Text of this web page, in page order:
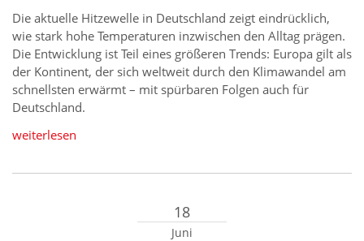
Die aktuelle Hitzewelle in Deutschland zeigt eindrücklich,
wie stark hohe Temperaturen inzwischen den Alltag prägen.
Die Entwicklung ist Teil eines größeren Trends: Europa gilt als
der Kontinent, der sich weltweit durch den Klimawandel am
schnellsten erwärmt – mit spürbaren Folgen auch für
Deutschland.
weiterlesen
18
Juni